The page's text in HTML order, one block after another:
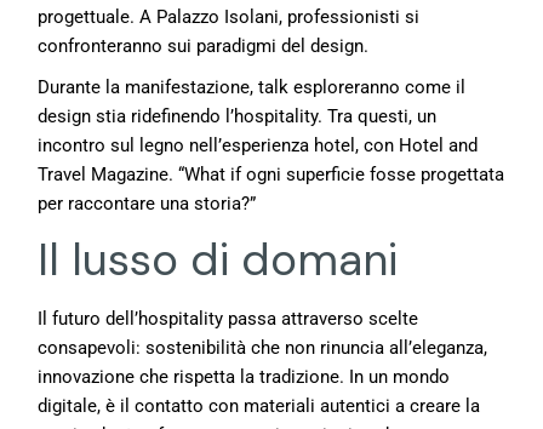
progettuale. A Palazzo Isolani, professionisti si
confronteranno sui paradigmi del design.
Durante la manifestazione, talk esploreranno come il
design stia ridefinendo l’hospitality. Tra questi, un
incontro sul legno nell’esperienza hotel, con Hotel and
Travel Magazine. “What if ogni superficie fosse progettata
per raccontare una storia?”
Il lusso di domani
Il futuro dell’hospitality passa attraverso scelte
consapevoli: sostenibilità che non rinuncia all’eleganza,
innovazione che rispetta la tradizione. In un mondo
digitale, è il contatto con materiali autentici a creare la